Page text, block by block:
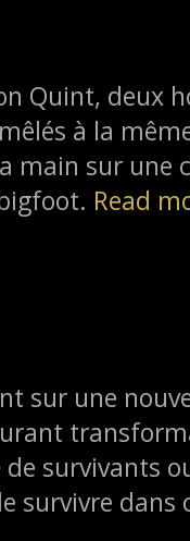
Quint, deux
à la
main sur une
Read
sur une
survivants
survivre